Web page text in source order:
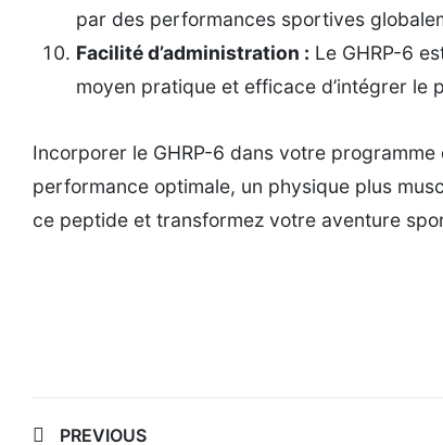
par des performances sportives
Facilité d’administration : Le GHRP-6
moyen pratique et efficace d’intégrer le
Incorporer le GHRP-6 dans votre
performance optimale, un physique plus
ce peptide et transformez votre aventure
PREVIOUS